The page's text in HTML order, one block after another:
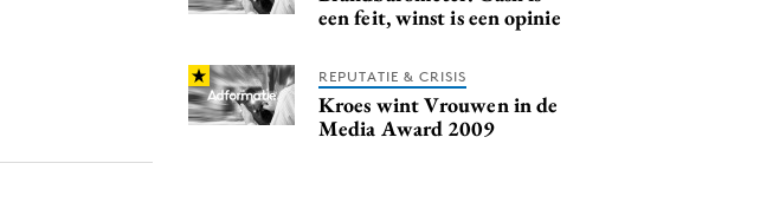
een feit, winst is een opinie
REPUTATIE & CRISIS
Kroes wint Vrouwen in de
Media Award 2009